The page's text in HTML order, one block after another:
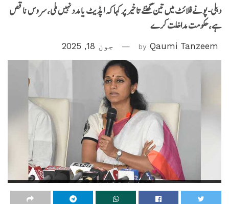
دہلی-پونے فلائٹ میں تین گھنٹے تاخیر پر کہا کہ اپڈیٹ یا مدد نہیں ملی، سروس ناقص
ہے، حکومت مداخلت کرے
by Qaumi Tanzeem جون 18, 2025